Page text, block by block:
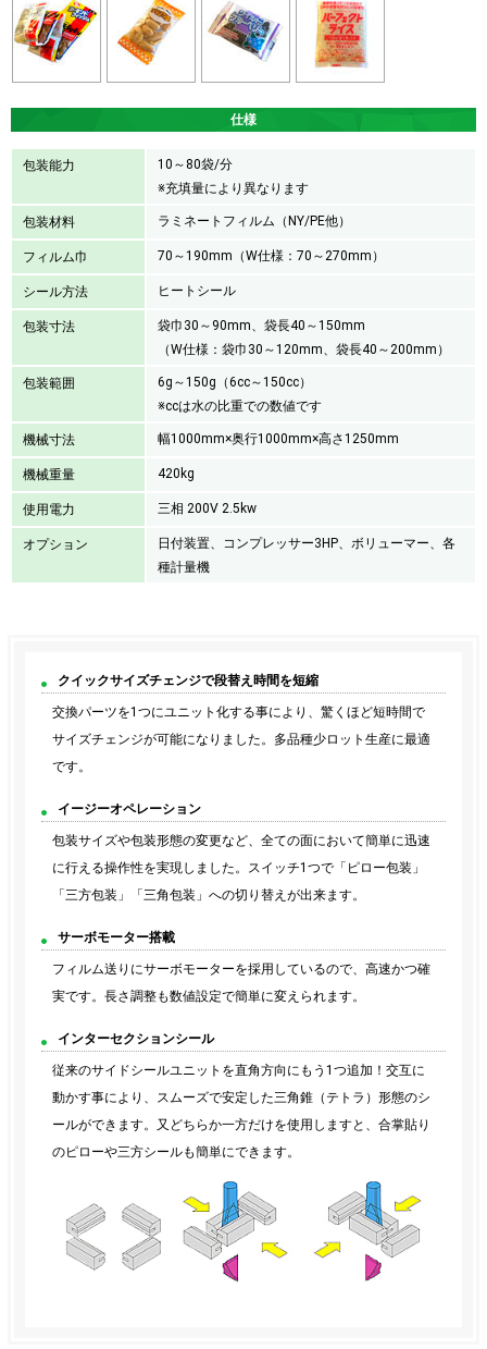
仕様
包装能力
10～80袋/分
※充填量により異なります
包装材料 ラミネートフィルム（NY/PE他）
フィルム巾 70～190mm（W仕様：70～270mm）
シール方法 ヒートシール
包装寸法
袋巾30～90mm、袋長40～150mm
（W仕様：袋巾30～120mm、袋長40～200mm）
包装範囲
6g～150g（6cc～150cc）
※ccは水の比重での数値です
機械寸法 幅1000mm×奥行1000mm×高さ1250mm
機械重量 420kg
使用電力 三相 200V 2.5kw
オプション
日付装置、コンプレッサー3HP、ボリューマー、各
種計量機
クイックサイズチェンジで段替え時間を短縮
交換パーツを1つにユニット化する事により、驚くほど短時間で
サイズチェンジが可能になりました。多品種少ロット生産に最適
です。
イージーオペレーション
包装サイズや包装形態の変更など、全ての面において簡単に迅速
に行える操作性を実現しました。スイッチ1つで「ピロー包装」
「三方包装」「三角包装」への切り替えが出来ます。
サーボモーター搭載
フィルム送りにサーボモーターを採用しているので、高速かつ確
実です。長さ調整も数値設定で簡単に変えられます。
インターセクションシール
従来のサイドシールユニットを直角方向にもう1つ追加！交互に
動かす事により、スムーズで安定した三角錐（テトラ）形態のシ
ールができます。又どちらか一方だけを使用しますと、合掌貼り
のピローや三方シールも簡単にできます。